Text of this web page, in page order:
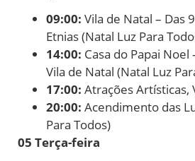
09:00: Vila de Natal – Das
Etnias (Natal Luz Para
14:00: Casa do Papai Noel
Vila de Natal (Natal Luz
17:00: Atrações Artísticas,
20:00: Acendimento das
Para Todos)
05 Terça-feira